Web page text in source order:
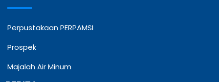
Perpustakaan PERPAMSI
Prospek
Majalah Air Minum